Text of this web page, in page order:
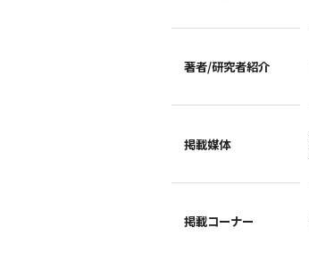
著者/研究者紹介
掲載媒体
掲載コーナー